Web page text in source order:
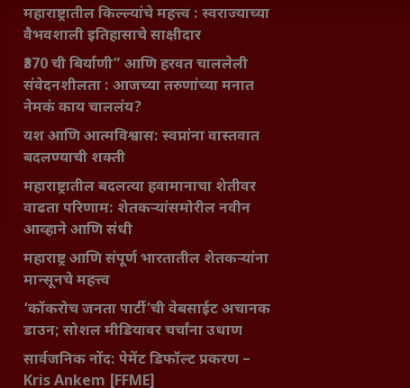
महाराष्ट्रातील किल्ल्यांचे महत्त्व : स्वराज्याच्या
वैभवशाली इतिहासाचे साक्षीदार
₹370 ची बिर्याणी” आणि हरवत चाललेली
संवेदनशीलता : आजच्या तरुणांच्या मनात
नेमकं काय चाललंय?
यश आणि आत्मविश्वास: स्वप्नांना वास्तवात
बदलण्याची शक्ती
महाराष्ट्रातील बदलत्या हवामानाचा शेतीवर
वाढता परिणाम: शेतकऱ्यांसमोरील नवीन
आव्हाने आणि संधी
महाराष्ट्र आणि संपूर्ण भारतातील शेतकऱ्यांना
मान्सूनचे महत्त्व
‘कॉकरोच जनता पार्टी’ची वेबसाईट अचानक
डाउन; सोशल मीडियावर चर्चांना उधाण
सार्वजनिक नोंद: पेमेंट डिफॉल्ट प्रकरण –
Kris Ankem [FFME]